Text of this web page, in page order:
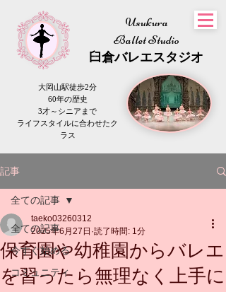
Usukura
Ballet Studio
​臼倉バレエスタジオ
大岡山駅徒歩2分
60年の歴史
3才～シニアまで
​ライフスタイルに合わせたク
ラス
記事
全ての記事
今すぐ始める
コミュニティ
全ての記事
保育園や幼稚園からバレエ
を習ったら無理なく上手に
taeko03260312
2025年6月27日 読了時間: 1分